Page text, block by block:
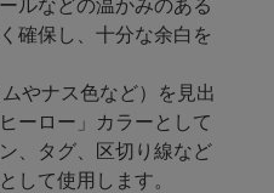
確保し、十分な余白を
やナス色など）を見出
ーロー」カラーとして
、タグ、区切り線など
して使用します。